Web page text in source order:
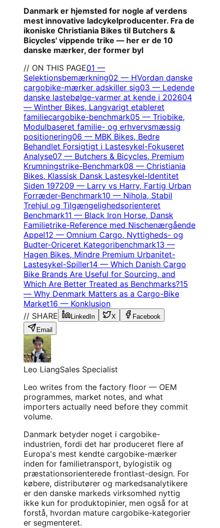
Danmark er hjemsted for nogle af verdens
mest innovative ladcykelproducenter. Fra de
ikoniske Christiania Bikes til Butchers &
Bicycles' vippende trike — her er de 10
danske mærker, der former byl
// ON THIS PAGE01 —
Selektionsbemærkning02 — HVordan danske
cargobike-mærker adskiller sig03 — Ledende
danske lastebølge-varmer at kende i 202604
— Winther Bikes, Langvarigt etableret
familiecargobike-benchmark05 — Triobike,
Modulbaseret familie- og erhvervsmæssig
positionering06 — MBK Bikes, Bedre
Behandlet Forsigtigt i Lastesykel-Fokuseret
Analyse07 — Butchers & Bicycles, Premium
Krumningstrike-Benchmark08 — Christiania
Bikes, Klassisk Dansk Lastesykel-Identitet
Siden 197209 — Larry vs Harry, Fartig Urban
Forræder-Benchmark10 — Nihola, Stabil
Trehjul og Tilgængelighedsorienteret
Benchmark11 — Black Iron Horse, Dansk
Familietrike-Reference med Nischenærgående
Appel12 — Omnium Cargo, Nyttigheds- og
Budter-Oriceret Kategoribenchmark13 —
Hagen Bikes, Mindre Premium Urbanitet-
Lastesykel-Spiller14 — Which Danish Cargo
Bike Brands Are Useful for Sourcing, and
Which Are Better Treated as Benchmarks?15
— Why Denmark Matters as a Cargo-Bike
Market16 — Konklusion
// SHARE
LinkedIn X
Facebook
Email
Leo LiangSales Specialist
Leo writes from the factory floor — OEM
programmes, market notes, and what
importers actually need before they commit
volume.
Danmark betyder noget i cargobike-
industrien, fordi det har produceret flere af
Europa's mest kendte cargobike-mærker
inden for familietransport, bylogistik og
præstationsorienterede frontlast-design. For
købere, distributører og markedsanalytikere
er den danske markeds virksomhed nyttig
ikke kun for produktopinier, men også for at
forstå, hvordan mature cargobike-kategorier
er segmenteret.